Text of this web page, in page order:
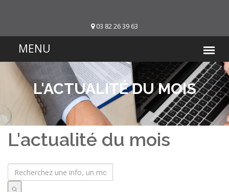
03 82 26 39 63
L'ACTUALITÉ DU MOIS
L'actualité du mois